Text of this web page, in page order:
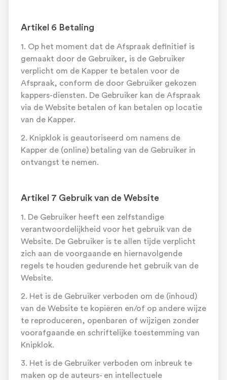
Artikel 6 Betaling
1. Op het moment dat de Afspraak definitief is
gemaakt door de Gebruiker, is de Gebruiker
verplicht om de Kapper te betalen voor de
Afspraak, conform de door Gebruiker gekozen
kappers-diensten. De Gebruiker kan de Afspraak
via de Website betalen of kan betalen op locatie
van de Kapper.
2. Knipklok is geautoriseerd om namens de
Kapper de (online) betaling van de Gebruiker in
ontvangst te nemen.
Artikel 7 Gebruik van de Website
1. De Gebruiker heeft een zelfstandige
verantwoordelijkheid voor het gebruik van de
Website. De Gebruiker is te allen tijde verplicht
zich aan de voorgaande en hiernavolgende
regels te houden gedurende het gebruik van de
Website.
2. Het is de Gebruiker verboden om de (inhoud)
van de Website te kopiëren en/of op andere wijze
te reproduceren, openbaren of wijzigen zonder
voorafgaande en schriftelijke toestemming van
Knipklok.
3. Het is de Gebruiker verboden om inbreuk te
maken op de auteurs- en intellectuele